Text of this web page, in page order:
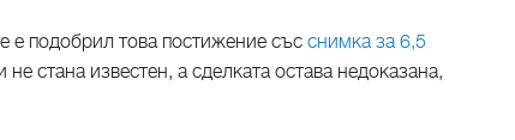
е подобрил това постижение съсснимка за 6,5
не стана известен, а сделката остава недоказана,